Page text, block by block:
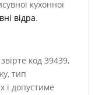
кухонної
відра.
код 39439,
тип
і допустиме